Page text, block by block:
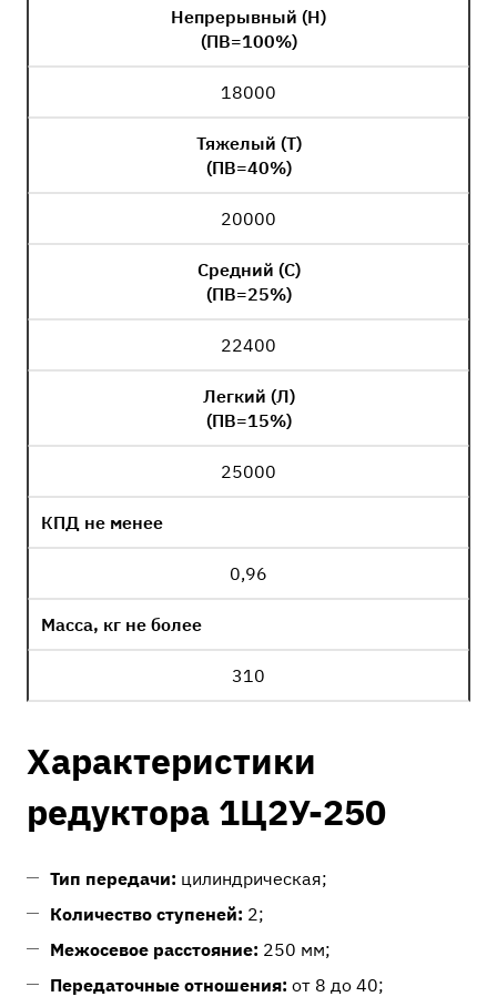
Непрерывный (Н)
(ПВ=100%)
18000
Тяжелый (Т)
(ПВ=40%)
20000
Средний (С)
(ПВ=25%)
22400
Легкий (Л)
(ПВ=15%)
25000
КПД не менее
0,96
Масса, кг не более
310
Характеристики
редуктора 1Ц2У-250
Тип передачи: цилиндрическая;
Количество ступеней: 2;
Межосевое расстояние: 250 мм;
Передаточные отношения: от 8 до 40;